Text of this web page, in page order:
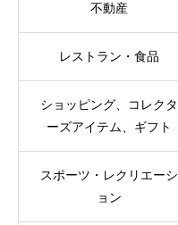
不動産
レストラン・食品
ショッピング、コレクタ
ーズアイテム、ギフト
スポーツ・レクリエーシ
ョン